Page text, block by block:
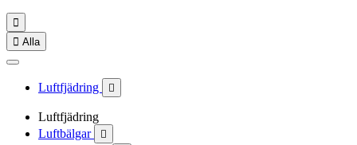

 Alla
Luftfjädring 
Luftfjädring
Luftbälgar
